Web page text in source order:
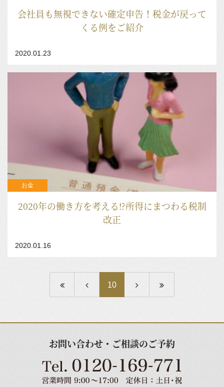
会社員も無視できない確定申告！税金が戻って
くる例をご紹介
2020.01.23
2020年の働き方を考える!?所得にまつわる税制
改正
お金
2020.01.16
10
お問い合わせ・ご相談のご予約